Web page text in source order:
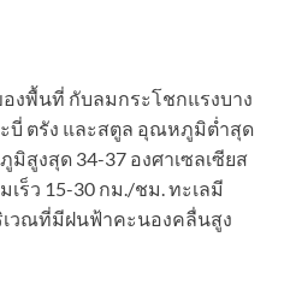
งพื้นที่ กับลมกระโชกแรงบาง
บี่ ตรัง และสตูล อุณหภูมิต่ำสุด
มิสูงสุด 34-37 องศาเซลเซียส
ร็ว 15-30 กม./ชม. ทะเลมี
เวณที่มีฝนฟ้าคะนองคลื่นสูง